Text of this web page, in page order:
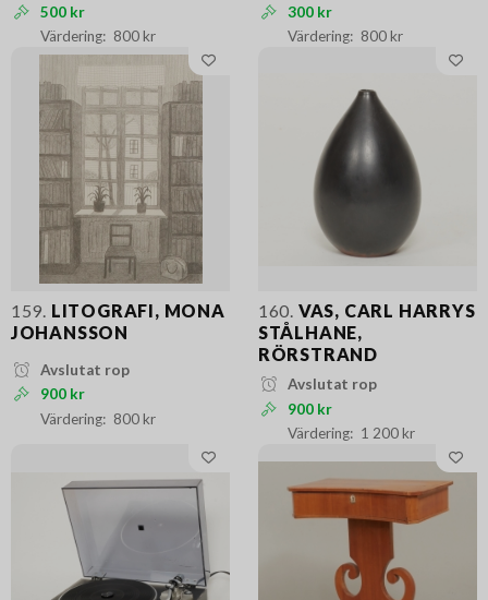
500 kr
800 kr
300 kr
800 kr
159. LITOGRAFI, MONA
JOHANSSON
Avslutat rop
900 kr
800 kr
160. VAS, CARL HARRYS
STÅLHANE,
RÖRSTRAND
Avslutat rop
900 kr
1 200 kr